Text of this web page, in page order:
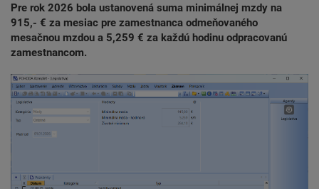
Pre rok 2026 bola ustanovená suma minimálnej mzdy na
915,- € za mesiac pre zamestnanca odmeňovaného
mesačnou mzdou a 5,259 € za každú hodinu odpracovanú
zamestnancom.